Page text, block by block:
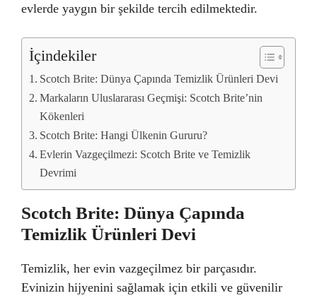
evlerde yaygın bir şekilde tercih edilmektedir.
İçindekiler
Scotch Brite: Dünya Çapında Temizlik Ürünleri Devi
Markaların Uluslararası Geçmişi: Scotch Brite’nin
Kökenleri
Scotch Brite: Hangi Ülkenin Gururu?
Evlerin Vazgeçilmezi: Scotch Brite ve Temizlik
Devrimi
Scotch Brite: Dünya Çapında
Temizlik Ürünleri Devi
Temizlik, her evin vazgeçilmez bir parçasıdır.
Evinizin hijyenini sağlamak için etkili ve güvenilir